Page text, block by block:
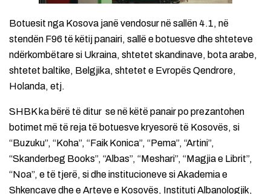
Botuesit nga Kosova janë vendosur në sallën 4.1, në
stendën F96 të këtij panairi, sallë e botuesve dhe shteteve
ndërkombëtare si Ukraina, shtetet skandinave, bota arabe,
shtetet baltike, Belgjika, shtetet e Evropës Qendrore,
Holanda, etj.
SHBK ka bërë të ditur se në këtë panair po prezantohen
botimet më të reja të botuesve kryesorë të Kosovës, si
“Buzuku”, “Koha”, “Faik Konica”, “Pema”, “Artini”,
“Skanderbeg Books”, “Albas”, “Meshari”, “Magjia e Librit”,
“Noa”, e të tjerë, si dhe institucioneve si Akademia e
Shkencave dhe e Arteve e Kosovës, Instituti Albanologjik,